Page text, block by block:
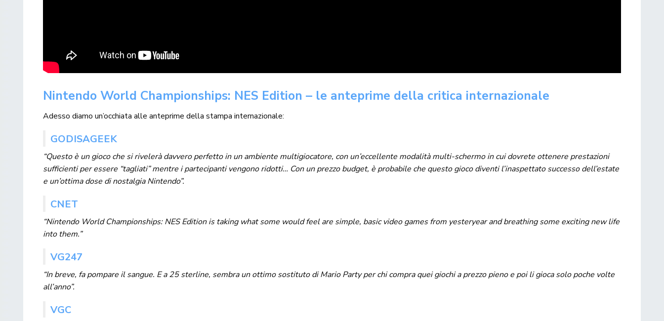
Nintendo World Championships: NES Edition – le anteprime della critica internazionale
Adesso diamo un’occhiata alle anteprime della stampa internazionale:
GODISAGEEK
“Questo è un gioco che si rivelerà davvero perfetto in un ambiente multigiocatore, con un’eccellente modalità multi-schermo in cui dovrete ottenere prestazioni
sufficienti per essere “tagliati” mentre i partecipanti vengono ridotti… Con un prezzo budget, è probabile che questo gioco diventi l’inaspettato successo dell’estate
e un’ottima dose di nostalgia Nintendo”.
CNET
“Nintendo World Championships: NES Edition is taking what some would feel are simple, basic video games from yesteryear and breathing some exciting new life
into them.”
VG247
“In breve, fa pompare il sangue. E a 25 sterline, sembra un ottimo sostituto di Mario Party per chi compra quei giochi a prezzo pieno e poi li gioca solo poche volte
all’anno”.
VGC